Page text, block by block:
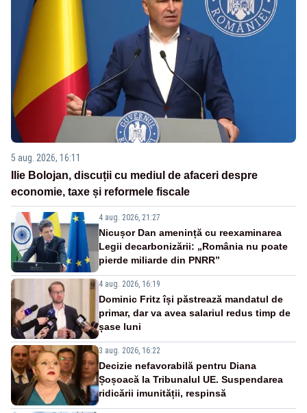
5 aug. 2026, 16:11
Ilie Bolojan, discuții cu mediul de afaceri despre
economie, taxe și reformele fiscale
4 aug. 2026, 21:27
Nicușor Dan amenință cu reexaminarea
Legii decarbonizării: „România nu poate
pierde miliarde din PNRR”
4 aug. 2026, 16:19
Dominic Fritz își păstrează mandatul de
primar, dar va avea salariul redus timp de
șase luni
3 aug. 2026, 16:22
Decizie nefavorabilă pentru Diana
Șoșoacă la Tribunalul UE. Suspendarea
ridicării imunității, respinsă